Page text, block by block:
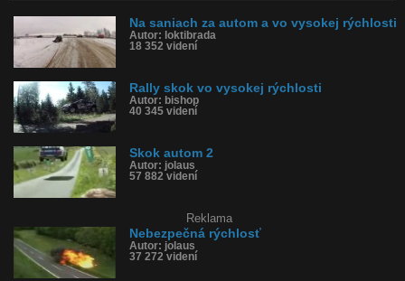
Kategória: auto-moto
Tagy: skok, rýchlosť, kopec, oldsmobile
História sledovanosti videa:
Na saniach za autom a vo vysokej rýchlosti
Autor: loktibrada
18 352 videní
Rally skok vo vysokej rýchlosti
Autor: bishop
40 345 videní
Skok autom 2
Autor: jolaus
57 882 videní
Reklama
Nebezpečná rýchlosť
Autor: jolaus
37 272 videní